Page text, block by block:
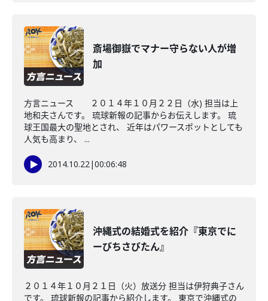
斎場御嶽でマナー守らない人が増
加
方言ニュース ２０１４年１０月２２日（水) 担当は上
地和夫さんです。 琉球新報の記事からお伝えします。 琉
球王国最大の聖地とされ、 近年はパワースポットとしても
人気も高まり、 ...
2014.10.22|00:06:48
沖縄式の結婚式を紹介『東京でに
ーびちさびたん』
２０１４年１０月２１日（火）放送分 担当は伊狩典子さん
です。 琉球新報の記事から紹介します。 東京で沖縄式の